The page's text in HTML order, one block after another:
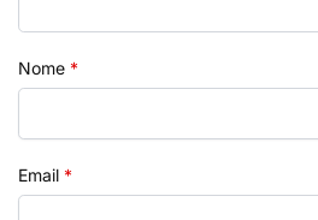
Nome *
Email *